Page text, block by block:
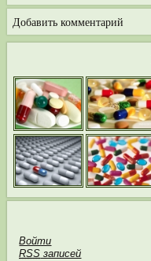
Добавить комментарий
Войти
RSS записей